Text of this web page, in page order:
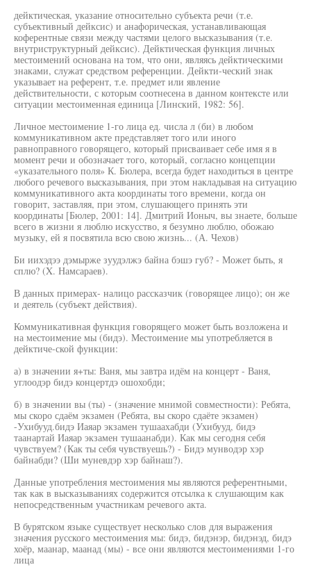
дейктическая, указание относительно субъекта речи (т.е.
субъективный дейксис) и анафорическая, устанавливающая
коферентные связи между частями целого высказывания (т.е.
внутриструктурный дейксис). Дейктическая функция личных
местоимений основана на том, что они, являясь дейктическими
знаками, служат средством референции. Дейкти-ческий знак
указывает на референт, т.е. предмет или явление
действительности, с которым соотнесена в данном контексте или
ситуации местоименная единица [Линский, 1982: 56].
Личное местоимение 1-го лица ед. числа л (би) в любом
коммуникативном акте представляет того или иного
равноправного говорящего, который присваивает себе имя я в
момент речи и обозначает того, который, согласно концепции
«указательного поля» К. Бюлера, всегда будет находиться в центре
любого речевого высказывания, при этом накладывая на ситуацию
коммуникативного акта координаты того времени, когда он
говорит, заставляя, при этом, слушающего принять эти
координаты [Бюлер, 2001: 14]. Дмитрий Ионыч, вы знаете, больше
всего в жизни я люблю искусство, я безумно люблю, обожаю
музыку, ей я посвятила всю свою жизнь... (А. Чехов)
Би иихэдээ дэмырже зуудэлжэ байна бэшэ губ? - Может быть, я
сплю? (X. Намсараев).
В данных примерах- налицо рассказчик (говорящее лицо); он же
и деятель (субъект действия).
Коммуникативная функция говорящего может быть возложена и
на местоимение мы (бидэ). Местоимение мы употребляется в
дейктиче-ской функции:
а) в значении я+ты: Ваня, мы завтра идём на концерт - Ваня,
углоодэр бидэ концертдэ ошохобди;
б) в значении вы (ты) - (значение мнимой совместности): Ребята,
мы скоро сдаём экзамен (Ребята, вы скоро сдаёте экзамен)
-Ухибууд.бидэ Иаяар экзамен тушаахабди (Ухибууд, бидэ
таанартай Иаяар экзамен тушаанабди). Как мы сегодня себя
чувствуем? (Как ты себя чувствуешь?) - Бидэ мунводэр хэр
байнабди? (Ши муневдэр хэр байнаш?).
Данные употребления местоимения мы являются референтными,
так как в высказываниях содержится отсылка к слушающим как
непосредственным участникам речевого акта.
В бурятском языке существует несколько слов для выражения
значения русского местоимения мы: бидэ, бидэнэр, бидэнэд, бидэ
хоёр, маанар, маанад (мы) - все они являются местоимениями 1-го
лица